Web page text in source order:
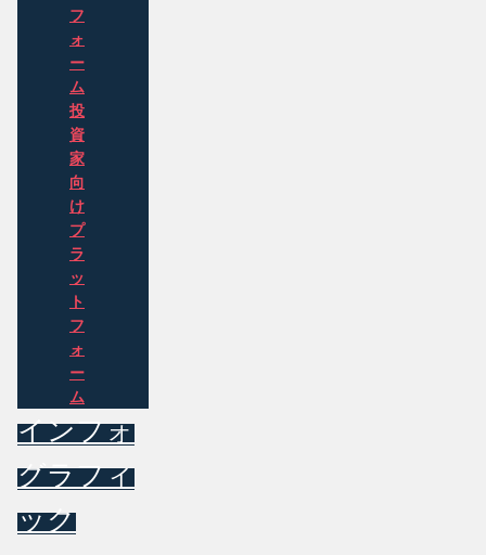
フ
ォ
ー
ム
投
資
家
向
け
プ
ラ
ッ
ト
フ
ォ
ー
ム
インフォ
グラフィ
ック